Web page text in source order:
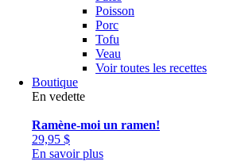
Poisson
Porc
Tofu
Veau
Voir toutes les recettes
Boutique
En vedette
Ramène-moi un ramen!
29,95 $
En savoir plus